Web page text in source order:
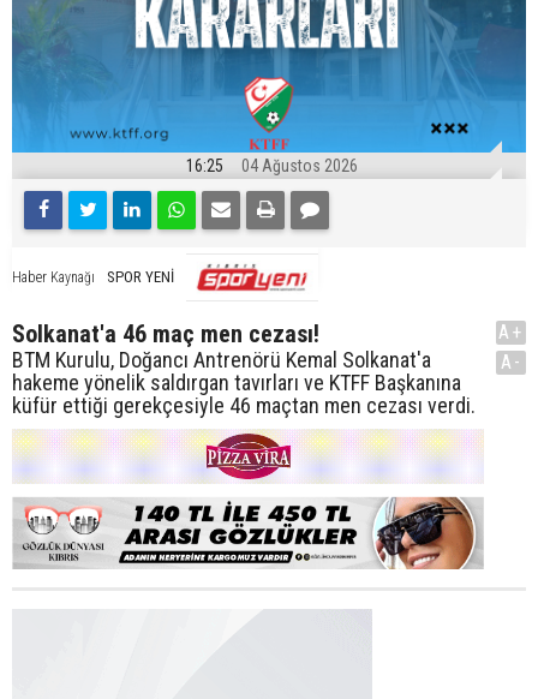
16:25 04 Ağustos 2026
Haber Kaynağı SPOR YENİ
Solkanat'a 46 maç men cezası!
BTM Kurulu, Doğancı Antrenörü Kemal Solkanat'a
hakeme yönelik saldırgan tavırları ve KTFF Başkanına
küfür ettiği gerekçesiyle 46 maçtan men cezası verdi.
A+
A-